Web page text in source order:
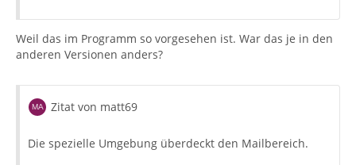
Weil das im Programm so vorgesehen ist. War das je in den
anderen Versionen anders?
Zitat von matt69
Die spezielle Umgebung überdeckt den Mailbereich.